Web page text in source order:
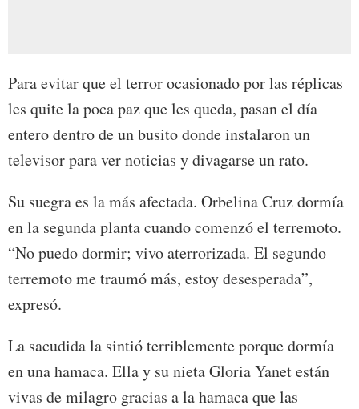
Para evitar que el terror ocasionado por las réplicas
les quite la poca paz que les queda, pasan el día
entero dentro de un busito donde instalaron un
televisor para ver noticias y divagarse un rato.
Su suegra es la más afectada. Orbelina Cruz dormía
en la segunda planta cuando comenzó el terremoto.
“No puedo dormir; vivo aterrorizada. El segundo
terremoto me traumó más, estoy desesperada”,
expresó.
La sacudida la sintió terriblemente porque dormía
en una hamaca. Ella y su nieta Gloria Yanet están
vivas de milagro gracias a la hamaca que las